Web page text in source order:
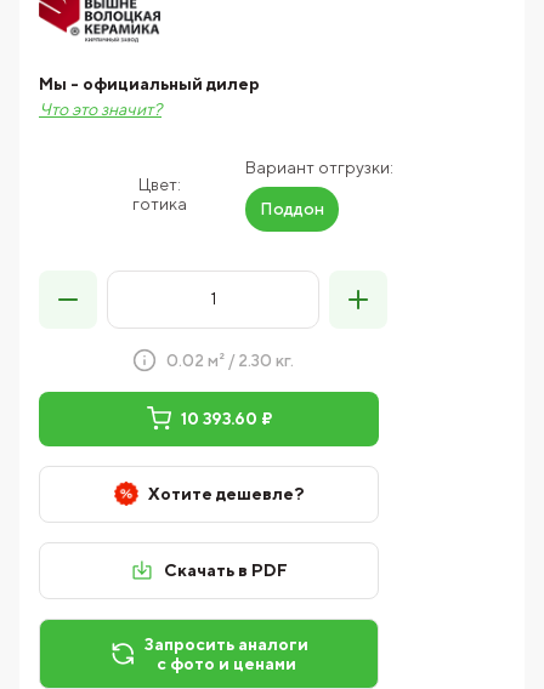
Цвет:
готика
Вариант отгрузки:
Поддон
Мы - официальный дилер
Что это значит?
0.02 м² / 2.30 кг.
10 393.60 ₽
Хотите дешевле?
Скачать в PDF
Запросить аналоги
с фото и ценами